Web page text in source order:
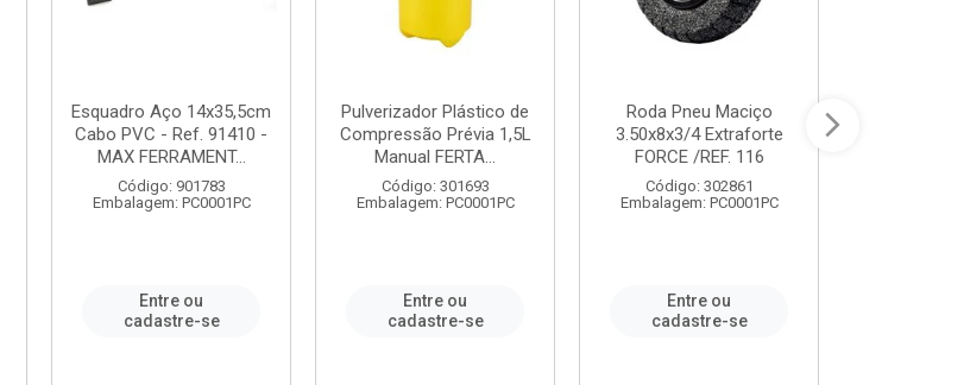
Esquadro Aço 14x35,5cm
Cabo PVC - Ref. 91410 -
MAX FERRAMENT...
Código: 901783
Embalagem: PC0001PC
Entre ou
cadastre-se
Pulverizador Plástico de
Compressão Prévia 1,5L
Manual FERTA...
Código: 301693
Embalagem: PC0001PC
Entre ou
cadastre-se
Roda Pneu Maciço
3.50x8x3/4 Extraforte
FORCE /REF. 116
Código: 302861
Embalagem: PC0001PC
Entre ou
cadastre-se